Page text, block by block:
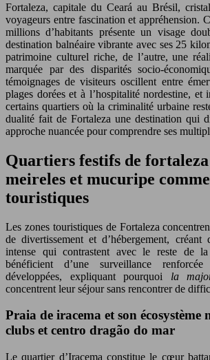
Fortaleza, capitale du Ceará au Brésil,
voyageurs entre fascination et appréhension.
millions d’habitants présente un visage
destination balnéaire vibrante avec ses 25
patrimoine culturel riche, de l’autre, une
marquée par des disparités socio-
témoignages de visiteurs oscillent entre
plages dorées et à l’hospitalité nordestine, et
certains quartiers où la criminalité urbaine
dualité fait de Fortaleza une destination qui
approche nuancée pour comprendre ses
Quartiers festifs de
meireles et mucuripe
touristiques
Les zones touristiques de Fortaleza
de divertissement et d’hébergement, créant
intense qui contrastent avec le reste de
bénéficient d’une surveillance renforcée
développées, expliquant pourquoi la
concentrent leur séjour sans rencontrer de
Praia de iracema et son écosystème
clubs et centro dragão do mar
Le quartier d’Iracema constitue le cœur